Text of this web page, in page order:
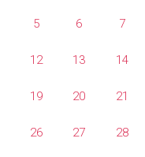
5 6 7
12 13 14
19 20 21
26 27 28